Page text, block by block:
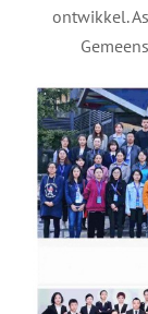
ontwikkel.